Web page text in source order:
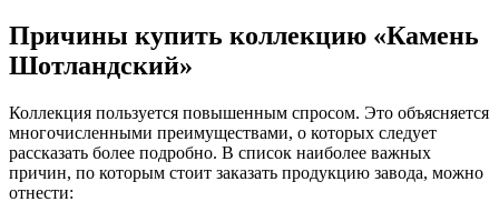
Причины купить коллекцию «Камень
Шотландский»
Коллекция пользуется повышенным спросом. Это объясняется
многочисленными преимуществами, о которых следует
рассказать более подробно. В список наиболее важных
причин, по которым стоит заказать продукцию завода, можно
отнести: